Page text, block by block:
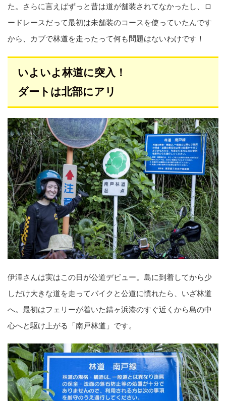
た。さらに言えばずっと昔は道が舗装されてなかったし、ロ
ードレースだって最初は未舗装のコースを使っていたんです
から、カブで林道を走ったって何も問題はないわけです！
いよいよ林道に突入！
ダートは北部にアリ
伊澤さんは実はこの日が公道デビュー。島に到着してから少
しだけ大きな道を走ってバイクと公道に慣れたら、いざ林道
へ。最初はフェリーが着いた錆ヶ浜港のすぐ近くから島の中
心へと駆け上がる「南戸林道」です。